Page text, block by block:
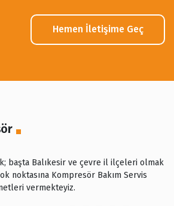
Hemen İletişime Geç
başta Balıkesir ve çevre il ilçeleri olmak
noktasına Kompresör Bakım Servis
vermekteyiz.